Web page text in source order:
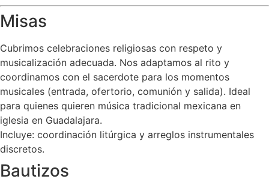
Misas
Cubrimos celebraciones religiosas con respeto y
musicalización adecuada. Nos adaptamos al rito y
coordinamos con el sacerdote para los momentos
musicales (entrada, ofertorio, comunión y salida). Ideal
para quienes quieren música tradicional mexicana en
iglesia en Guadalajara.
Incluye: coordinación litúrgica y arreglos instrumentales
discretos.
Bautizos